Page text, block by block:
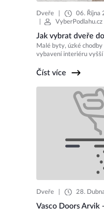
Dveře
06. Října
VyberPodlahu.cz
Jak vybrat dveře
Malé byty, úzké
vybavení interiéru vyšší
Číst více
Dveře 28.
Vasco Doors Arvik